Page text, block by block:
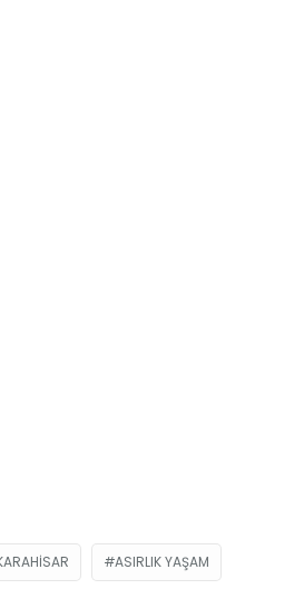
ASIRLIK YAŞAM